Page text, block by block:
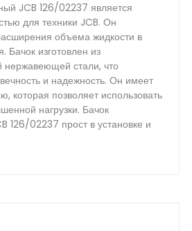
JCB 126/02237 является
для техники JCB. Он
объема жидкости в
Бачок изготовлен из
нержавеющей стали, что
и надежность. Он имеет
которая позволяет использовать
нагрузки. Бачок
126/02237 прост в установке и